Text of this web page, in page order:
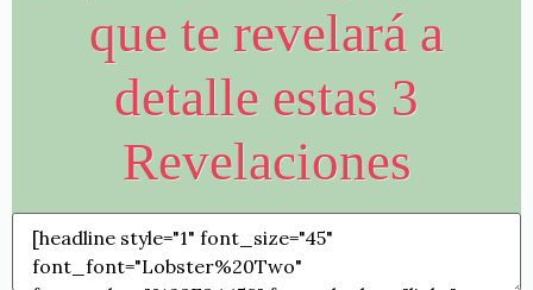
que te revelará a
detalle estas 3
Revelaciones